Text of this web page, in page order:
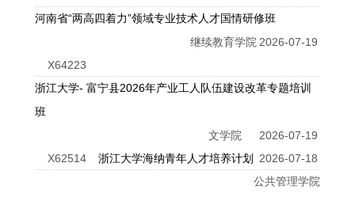
河南省“两高四着力”领域专业技术人才国情研修班
2026-07-19
继续教育学院
X64223
浙江大学- 富宁县2026年产业工人队伍建设改革专题培训
班
2026-07-19
文学院
X62514
浙江大学海纳青年人才培养计划
2026-07-18
公共管理学院